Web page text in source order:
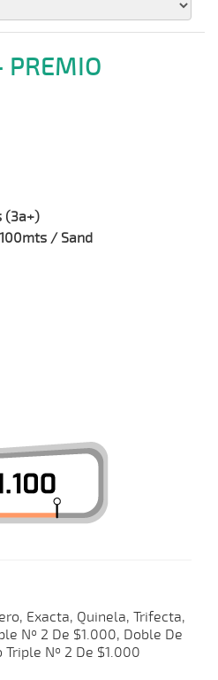
PREMIO
(3a+)
/ Sand
Exacta, Quinela, Trifecta,
Nº 2 De $1.000, Doble De
Nº 2 De $1.000